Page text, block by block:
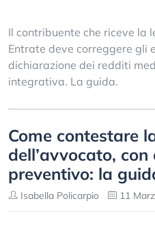
Il contribuente che riceve la
Entrate deve correggere gli
dichiarazione dei redditi
integrativa. La guida.
Come contestare
dell’avvocato, con
preventivo: la
Isabella Policarpio 11